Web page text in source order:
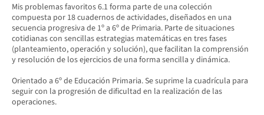
Mis problemas favoritos 6.1 forma parte de una colección
compuesta por 18 cuadernos de actividades, diseñados en una
secuencia progresiva de 1º a 6º de Primaria. Parte de situaciones
cotidianas con sencillas estrategias matemáticas en tres fases
(planteamiento, operación y solución), que facilitan la comprensión
y resolución de los ejercicios de una forma sencilla y dinámica.
Orientado a 6º de Educación Primaria. Se suprime la cuadrícula para
seguir con la progresión de dificultad en la realización de las
operaciones.